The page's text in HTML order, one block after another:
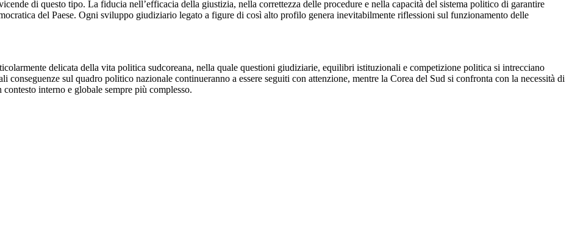
di questo tipo. La fiducia nell’efficacia della giustizia, nella correttezza delle procedure e nella capacità del sistema politico di garantire
del Paese. Ogni sviluppo giudiziario legato a figure di così alto profilo genera inevitabilmente riflessioni sul funzionamento delle
delicata della vita politica sudcoreana, nella quale questioni giudiziarie, equilibri istituzionali e competizione politica si intrecciano
sul quadro politico nazionale continueranno a essere seguiti con attenzione, mentre la Corea del Sud si confronta con la necessità di
interno e globale sempre più complesso.